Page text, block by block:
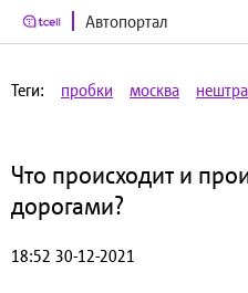
Автопортал
Теги: пробки москва
Что происходит и
дорогами?
18:52 30-12-2021